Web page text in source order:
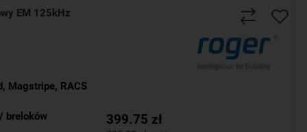
EM 125kHz
, Magstripe, RACS
breloków
399.75 zł